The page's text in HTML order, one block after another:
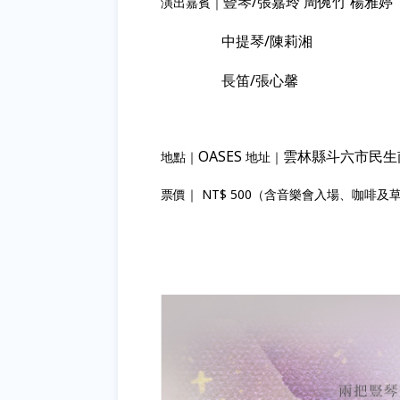
中提琴/陳莉湘
長笛/張心馨
地點｜ OASES 地址｜ 雲林縣斗六市民
票價｜ NT$ 500（含音樂會入場、咖啡及